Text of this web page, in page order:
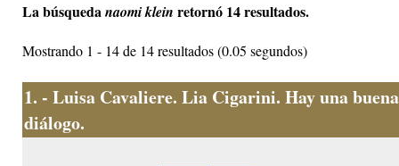
La búsquedanaomi klein retornó 14 resultados.
Mostrando 1 - 14 de 14 resultados (0.05 segundos)
1. - Luisa Cavaliere. Lia Cigarini. Hay una
diálogo.